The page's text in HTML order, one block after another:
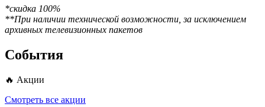
*скидка 100%
**При наличии технической возможности, за исключением
архивных телевизионных пакетов
События
🔥 Акции
Смотреть все акции